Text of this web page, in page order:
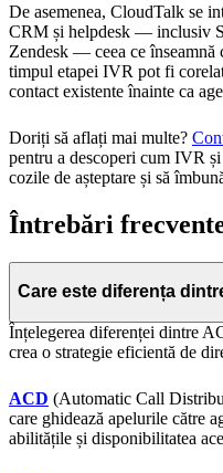
De asemenea, CloudTalk se
CRM și helpdesk — inclusiv
Zendesk — ceea ce înseamnă
timpul etapei IVR pot fi
contact existente înainte ca
Doriți să aflați mai multe?
pentru a descoperi cum IVR
cozile de așteptare și să
Întrebări
Care este diferența
Înțelegerea diferenței dintre
crea o strategie eficientă de
ACD (Automatic Call
care ghidează apelurile către
abilitățile și disponibilitatea